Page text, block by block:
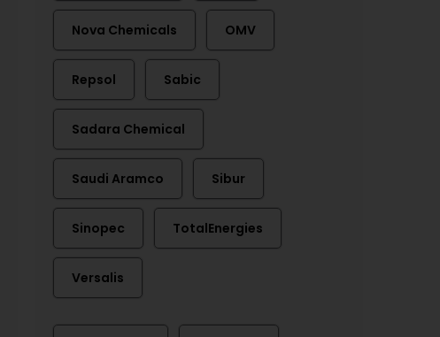
Nova Chemicals OMV
Repsol Sabic
Sadara Chemical
Saudi Aramco Sibur
Sinopec TotalEnergies
Versalis